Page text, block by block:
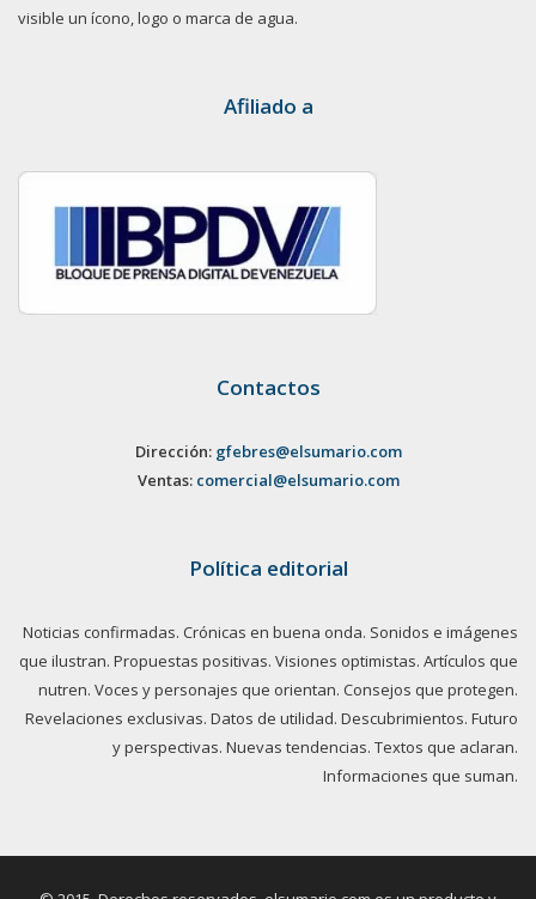
visible un ícono, logo o marca de agua.
Afiliado a
Contactos
Dirección: gfebres@elsumario.com
Ventas: comercial@elsumario.com
Política editorial
Noticias confirmadas. Crónicas en buena onda. Sonidos e imágenes
que ilustran. Propuestas positivas. Visiones optimistas. Artículos que
nutren. Voces y personajes que orientan. Consejos que protegen.
Revelaciones exclusivas. Datos de utilidad. Descubrimientos. Futuro
y perspectivas. Nuevas tendencias. Textos que aclaran.
Informaciones que suman.